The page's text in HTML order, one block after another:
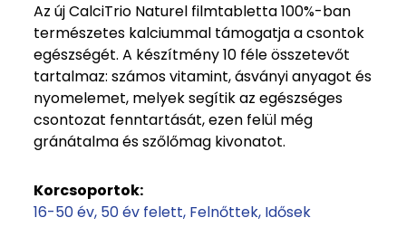
Az új CalciTrio Naturel filmtabletta 100%-ban
természetes kalciummal támogatja a csontok
egészségét. A készítmény 10 féle összetevőt
tartalmaz: számos vitamint, ásványi anyagot és
nyomelemet, melyek segítik az egészséges
csontozat fenntartását, ezen felül még
gránátalma és szőlőmag kivonatot.
Korcsoportok:
16-50 év 50 év felett Felnőttek Idősek